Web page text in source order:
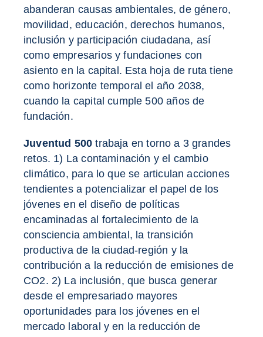
abanderan causas ambientales, de género,
movilidad, educación, derechos humanos,
inclusión y participación ciudadana, así
como empresarios y fundaciones con
asiento en la capital. Esta hoja de ruta tiene
como horizonte temporal el año 2038,
cuando la capital cumple 500 años de
fundación.
Juventud 500 trabaja en torno a 3 grandes
retos. 1) La contaminación y el cambio
climático, para lo que se articulan acciones
tendientes a potencializar el papel de los
jóvenes en el diseño de políticas
encaminadas al fortalecimiento de la
consciencia ambiental, la transición
productiva de la ciudad-región y la
contribución a la reducción de emisiones de
CO2. 2) La inclusión, que busca generar
desde el empresariado mayores
oportunidades para los jóvenes en el
mercado laboral y en la reducción de